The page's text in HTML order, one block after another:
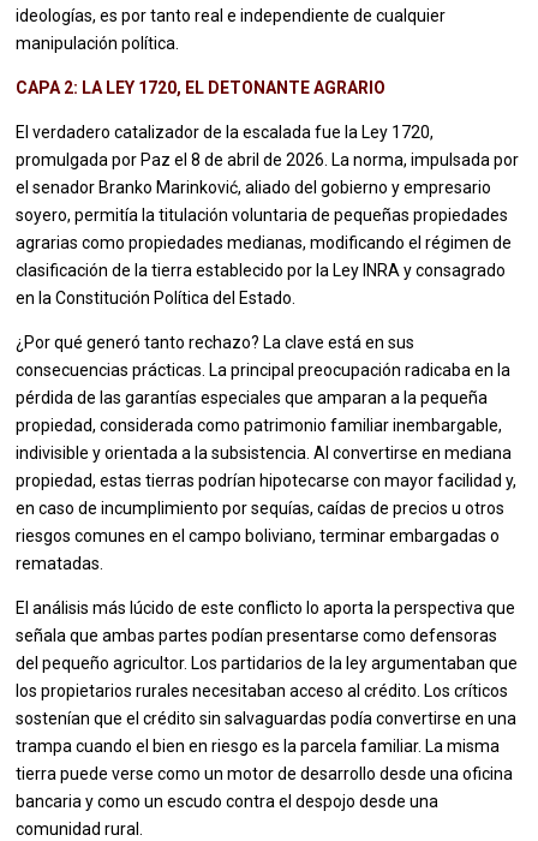
ideologías, es por tanto real e independiente de cualquier
manipulación política.
CAPA 2: LA LEY 1720, EL DETONANTE AGRARIO
El verdadero catalizador de la escalada fue la Ley 1720,
promulgada por Paz el 8 de abril de 2026. La norma, impulsada por
el senador Branko Marinković, aliado del gobierno y empresario
soyero, permitía la titulación voluntaria de pequeñas propiedades
agrarias como propiedades medianas, modificando el régimen de
clasificación de la tierra establecido por la Ley INRA y consagrado
en la Constitución Política del Estado.
¿Por qué generó tanto rechazo? La clave está en sus
consecuencias prácticas. La principal preocupación radicaba en la
pérdida de las garantías especiales que amparan a la pequeña
propiedad, considerada como patrimonio familiar inembargable,
indivisible y orientada a la subsistencia. Al convertirse en mediana
propiedad, estas tierras podrían hipotecarse con mayor facilidad y,
en caso de incumplimiento por sequías, caídas de precios u otros
riesgos comunes en el campo boliviano, terminar embargadas o
rematadas.
El análisis más lúcido de este conflicto lo aporta la perspectiva que
señala que ambas partes podían presentarse como defensoras
del pequeño agricultor. Los partidarios de la ley argumentaban que
los propietarios rurales necesitaban acceso al crédito. Los críticos
sostenían que el crédito sin salvaguardas podía convertirse en una
trampa cuando el bien en riesgo es la parcela familiar. La misma
tierra puede verse como un motor de desarrollo desde una oficina
bancaria y como un escudo contra el despojo desde una
comunidad rural.